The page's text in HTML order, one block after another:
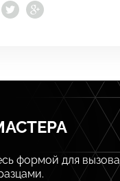
формой для вызова